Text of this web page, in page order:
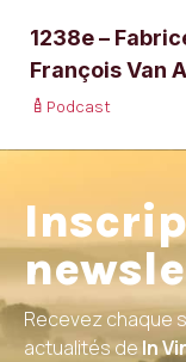
1238e –
François Van
Podcast
Recevez chaque
actualités de In